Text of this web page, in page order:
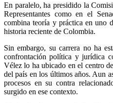
En paralelo, ha presidido la
Representantes como en el
combina teoría y práctica en uno
historia reciente de Colombia.
Sin embargo, su carrera no ha
confrontación política y jurídica
Vélez lo ha ubicado en el centro
del país en los últimos años. Aun
procesos en su contra
surgido en ese contexto.